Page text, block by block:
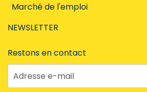
Marché de l'emploi
NEWSLETTER
Restons en contact
Adresse e-mail